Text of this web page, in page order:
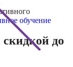
обучение
скидкой до